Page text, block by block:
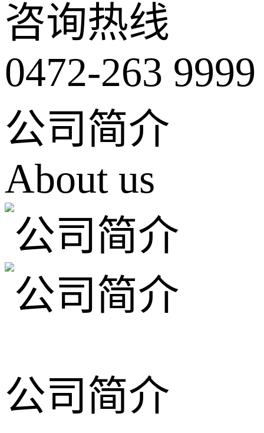
咨询热线
0472-263 9999
公司简介
About us
公司简介